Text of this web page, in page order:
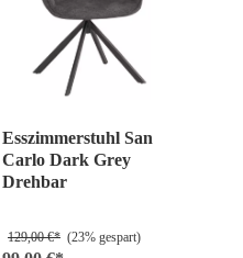
Esszimmerstuhl San
Carlo Dark Grey
Drehbar
129,00 €* (23% gespart)